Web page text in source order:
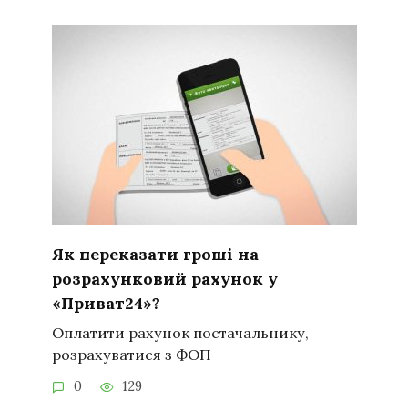
Як переказати гроші на
розрахунковий рахунок у
«Приват24»?
Оплатити рахунок постачальнику,
розрахуватися з ФОП
0 129